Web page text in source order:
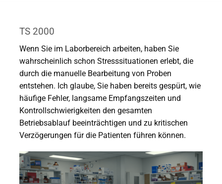
TS 2000
Wenn Sie im Laborbereich arbeiten, haben Sie
wahrscheinlich schon Stresssituationen erlebt, die
durch die manuelle Bearbeitung von Proben
entstehen. Ich glaube, Sie haben bereits gespürt, wie
häufige Fehler, langsame Empfangszeiten und
Kontrollschwierigkeiten den gesamten
Betriebsablauf beeinträchtigen und zu kritischen
Verzögerungen für die Patienten führen können.